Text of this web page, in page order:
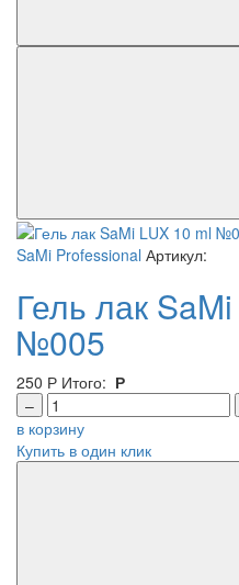
SaMi Professional Артикул:
Гель лак
№005
250 Р Итого: Р
–
в корзину
Купить в один клик